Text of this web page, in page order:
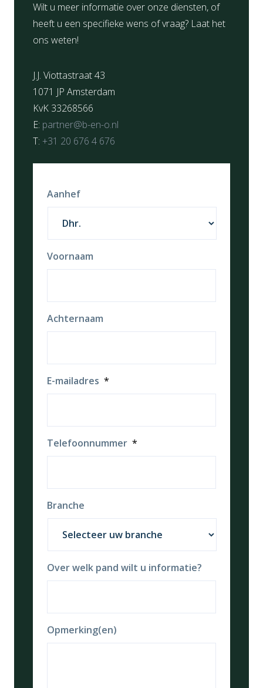
Wilt u meer informatie over onze diensten, of
heeft u een specifieke wens of vraag? Laat het
ons weten!
J.J. Viottastraat 43
1071 JP Amsterdam
KvK 33268566
E: partner@b-en-o.nl
T: +31 20 676 4 676
Aanhef
Voornaam
Achternaam
E-mailadres *
Telefoonnummer *
Branche
Over welk pand wilt u informatie?
Opmerking(en)